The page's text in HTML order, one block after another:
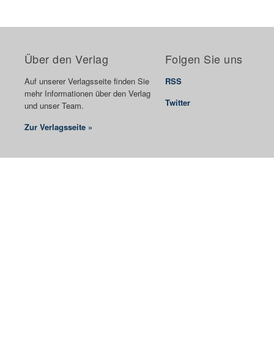
Über den Verlag
Auf unserer Verlagsseite finden Sie
mehr Informationen über den Verlag
und unser Team.
Zur Verlagsseite »
Folgen Sie uns
RSS
Twitter